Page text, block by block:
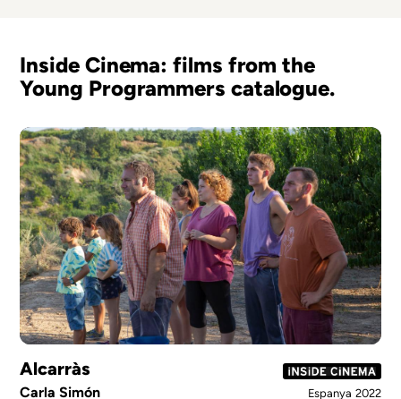
Inside Cinema: films from the
Young Programmers catalogue.
Alcarràs
Carla Simón Espanya 2022